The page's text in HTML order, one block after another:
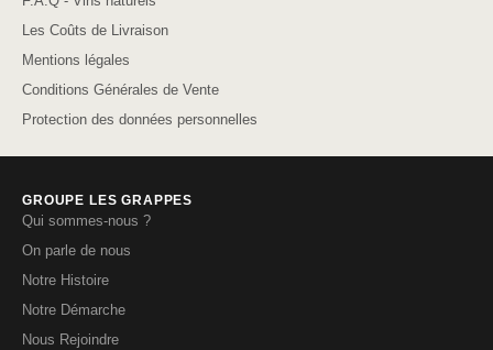
Les Coûts de Livraison
Mentions légales
Conditions Générales de Vente
Protection des données personnelles
GROUPE LES GRAPPES
Qui sommes-nous ?
On parle de nous
Notre Histoire
Notre Démarche
Nous Rejoindre